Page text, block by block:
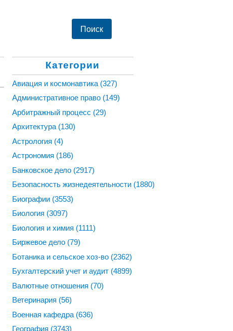
Категории
Авиация и космонавтика (327)
Административное право (149)
Арбитражный процесс (29)
Архитектура (130)
Астрология (4)
Астрономия (186)
Банковское дело (2917)
Безопасность жизнедеятельности (1880)
Биографии (3553)
Биология (3097)
Биология и химия (1111)
Биржевое дело (79)
Ботаника и сельское хоз-во (2362)
Бухгалтерский учет и аудит (4899)
Валютные отношения (70)
Ветеринария (56)
Военная кафедра (636)
География (3743)